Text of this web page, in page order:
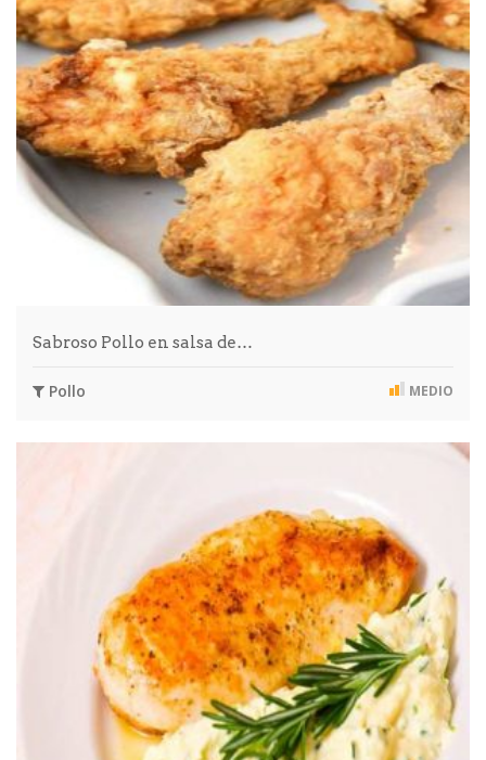
Sabroso Pollo en salsa de…
Pollo MEDIO